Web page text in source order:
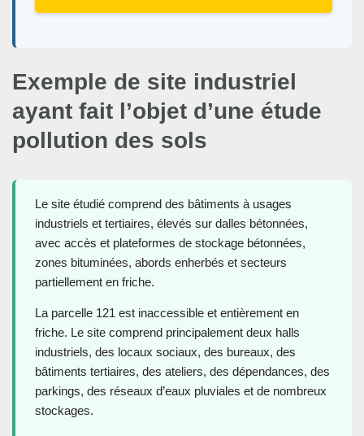
Exemple de site industriel
ayant fait l’objet d’une étude
pollution des sols
Le site étudié comprend des bâtiments à usages
industriels et tertiaires, élevés sur dalles bétonnées,
avec accès et plateformes de stockage bétonnées,
zones bituminées, abords enherbés et secteurs
partiellement en friche.
La parcelle 121 est inaccessible et entièrement en
friche. Le site comprend principalement deux halls
industriels, des locaux sociaux, des bureaux, des
bâtiments tertiaires, des ateliers, des dépendances, des
parkings, des réseaux d’eaux pluviales et de nombreux
stockages.